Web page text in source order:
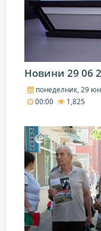
Новини 29 06
понеделник, 29
00:00
1,825